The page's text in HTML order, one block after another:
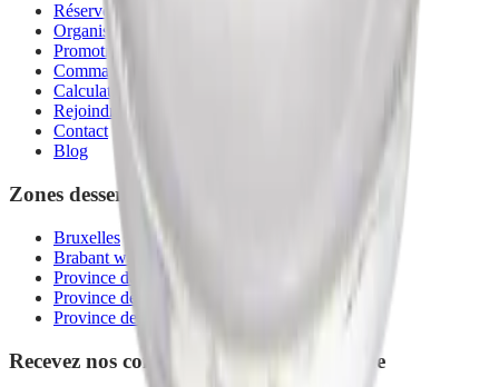
Réserver une démonstration
Organiser un atelier
Promotions du mois
Commander en Belgique
Calculateur d'économies
Rejoindre mon équipe
Contact
Blog
Zones desservies
Bruxelles
Brabant wallon
Province de Namur
Province de Liège
Province de Luxembourg
Recevez nos conseils nettoyage écologique